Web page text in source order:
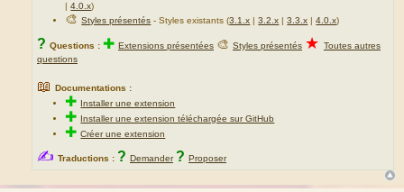
|4.0.x)
🎨Styles présentés - Styles existants (3.1.x |3.2.x |3.3.x |4.0.x)
? Questions : ✚ Extensions présentées 🎨 Styles présentés ★ Toutes autres
questions
📖 Documentations :
✚ Installer une extension
✚ Installer une extension téléchargée sur GitHub
✚Créer une extension
✍ Traductions : ? Demander ? Proposer